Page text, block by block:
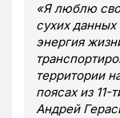
«Я люблю
сухих данных
энергия
территории
поясах из 11-
Андрей